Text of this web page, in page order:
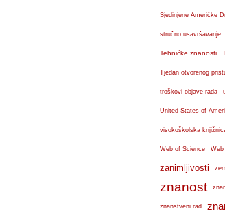
Sjedinjene Američke
stručno usavršavanje
Tehničke znanosti
Tjedan otvorenog
troškovi objave rada
United States of
visokoškolska
Web of Science Web
zanimljivosti
znanost
znanstveni rad